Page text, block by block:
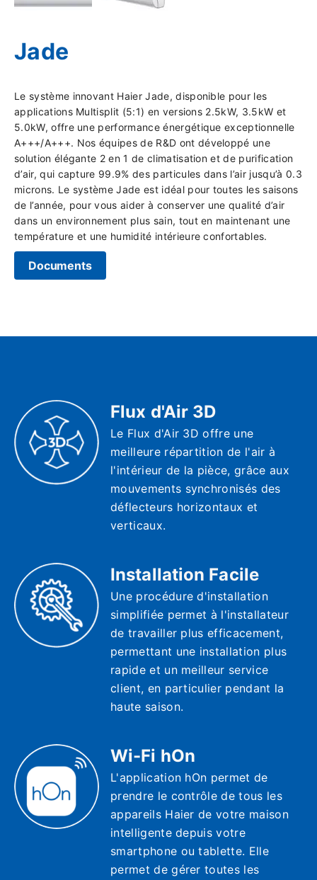
Jade
Le système innovant Haier Jade, disponible pour les
applications Multisplit (5:1) en versions 2.5kW, 3.5kW et
5.0kW, offre une performance énergétique exceptionnelle
A+++/A+++. Nos équipes de R&D ont développé une
solution élégante 2 en 1 de climatisation et de purification
d’air, qui capture 99.9% des particules dans l’air jusqu’à 0.3
microns. Le système Jade est idéal pour toutes les saisons
de l’année, pour vous aider à conserver une qualité d’air
dans un environnement plus sain, tout en maintenant une
température et une humidité intérieure confortables.
Documents
Flux d'Air 3D
Le Flux d'Air 3D offre une
meilleure répartition de l'air à
l'intérieur de la pièce, grâce aux
mouvements synchronisés des
déflecteurs horizontaux et
verticaux.
Installation Facile
Une procédure d'installation
simplifiée permet à l'installateur
de travailler plus efficacement,
permettant une installation plus
rapide et un meilleur service
client, en particulier pendant la
haute saison.
Wi-Fi hOn
L'application hOn permet de
prendre le contrôle de tous les
appareils Haier de votre maison
intelligente depuis votre
smartphone ou tablette. Elle
permet de gérer toutes les